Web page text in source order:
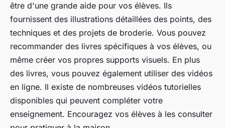
être d'une grande aide pour vos élèves. Ils
fournissent des illustrations détaillées des points, des
techniques et des projets de broderie. Vous pouvez
recommander des livres spécifiques à vos élèves, ou
même créer vos propres supports visuels. En plus
des livres, vous pouvez également utiliser des vidéos
en ligne. Il existe de nombreuses vidéos tutorielles
disponibles qui peuvent compléter votre
enseignement. Encouragez vos élèves à les consulter